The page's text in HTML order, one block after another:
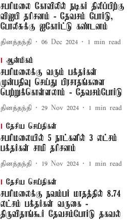
சபரிமலை கோவிலில் நடிகர் திலீப்பிற்கு
விஐபி தரிசனம் - தேவசம் போர்டு,
போலீசுக்கு ஐகோர்ட்டு கண்டனம்
தினத்தந்தி 06 Dec 2024 1 min read
ஆன்மிகம்
சபரிமலைக்கு வரும் பக்தர்கள்
முன்பதிவு செய்து பிரசாதங்களை
பெற்றுக்கொள்ளலாம் - தேவசம்போர்டு
தினத்தந்தி 29 Nov 2024 1 min read
தேசிய செய்திகள்
சபரிமலையில் 5 நாட்களில் 3 லட்சம்
பக்தர்கள் சாமி தரிசனம்
தினத்தந்தி 19 Nov 2024 1 min read
தேசிய செய்திகள்
சபரிமலைக்கு நவம்பர் மாதத்தில் 8.74
லட்சம் பக்தர்கள் வருகை -
திருவிதாங்கூர் தேவசம்போர்டு தகவல்